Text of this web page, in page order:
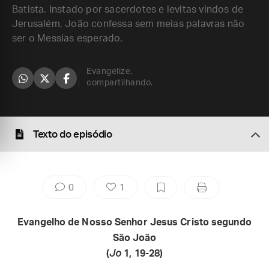
Batista. Instado por sacerdotes e levitas vindos de
Jerusalém, João confessa sem meias palavras não
ser o Messias esperado.
Evangelize,
compartilhando.
Texto do episódio
0 1
Evangelho de Nosso Senhor Jesus Cristo segundo
São João
(Jo 1, 19-28)